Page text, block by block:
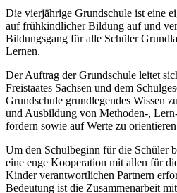
Die vierjährige Grundschule ist eine
auf frühkindlicher Bildung auf und
Bildungsgang für alle Schüler
Lernen.
Der Auftrag der Grundschule leitet
Freistaates Sachsen und dem
Grundschule grundlegendes Wissen
und Ausbildung von Methoden-,
fördern sowie auf Werte zu
Um den Schulbeginn für die Schüler
eine enge Kooperation mit allen für
Kinder verantwortlichen Partnern
Bedeutung ist die Zusammenarbeit